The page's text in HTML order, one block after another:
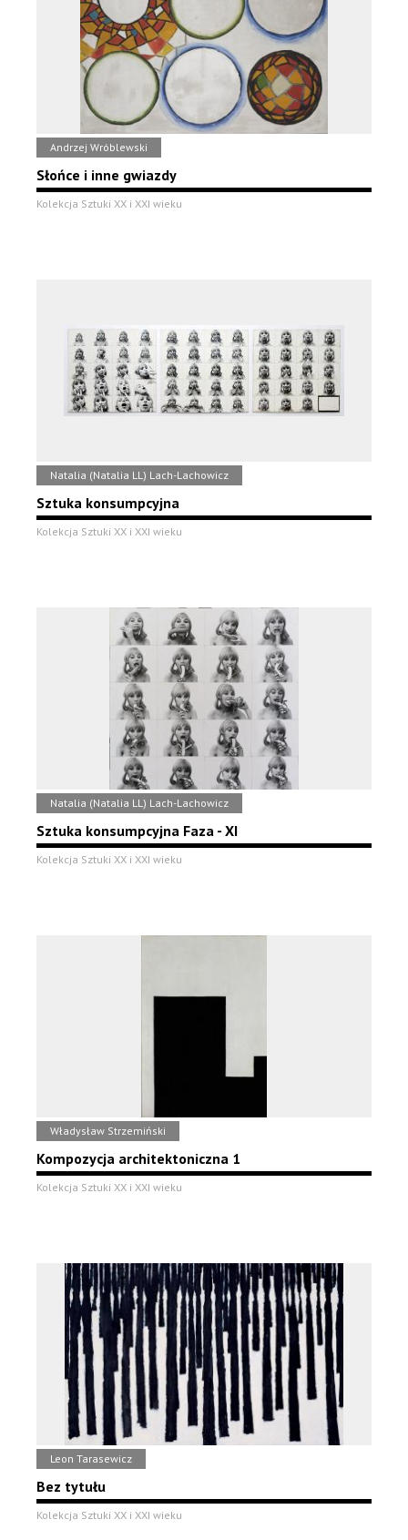
Andrzej Wróblewski
Słońce i inne gwiazdy
Kolekcja Sztuki XX i XXI wieku
Natalia (Natalia LL) Lach-Lachowicz
Sztuka konsumpcyjna
Kolekcja Sztuki XX i XXI wieku
Natalia (Natalia LL) Lach-Lachowicz
Sztuka konsumpcyjna Faza - XI
Kolekcja Sztuki XX i XXI wieku
Władysław Strzemiński
Kompozycja architektoniczna 1
Kolekcja Sztuki XX i XXI wieku
Leon Tarasewicz
Bez tytułu
Kolekcja Sztuki XX i XXI wieku